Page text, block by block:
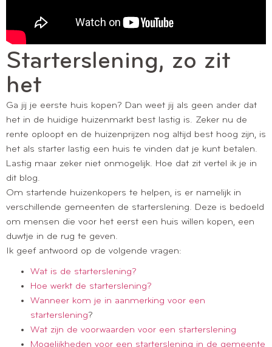
Starterslening, zo zit
het
Ga jij je eerste huis kopen? Dan weet jij als geen ander dat
het in de huidige huizenmarkt best lastig is. Zeker nu de
rente oploopt en de huizenprijzen nog altijd best hoog zijn, is
het als starter lastig een huis te vinden dat je kunt betalen.
Lastig maar zeker niet onmogelijk. Hoe dat zit vertel ik je in
dit blog.
Om startende huizenkopers te helpen, is er namelijk in
verschillende gemeenten de starterslening. Deze is bedoeld
om mensen die voor het eerst een huis willen kopen, een
duwtje in de rug te geven.
Ik geef antwoord op de volgende vragen:
Wat is de starterslening?
Hoe werkt de starterslening?
Wanneer kom je in aanmerking voor een
starterslening?
Wat zijn de voorwaarden voor een starterslening
Mogelijkheden voor een starterslening in de gemeente